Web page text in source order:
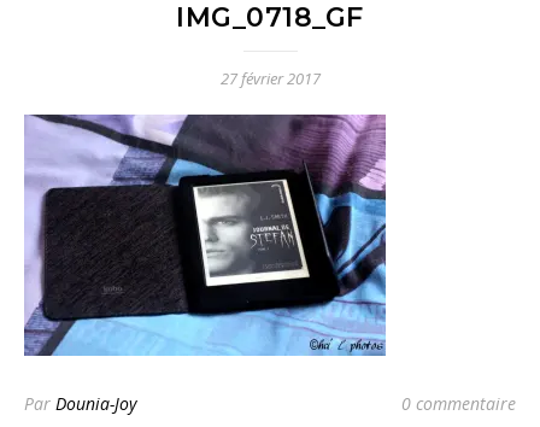
IMG_0718_GF
27 février 2017
Par Dounia-Joy 0 commentaire